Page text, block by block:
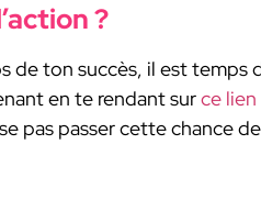
?
de ton succès, il est
en te rendant surce lien
pas passer cette chance